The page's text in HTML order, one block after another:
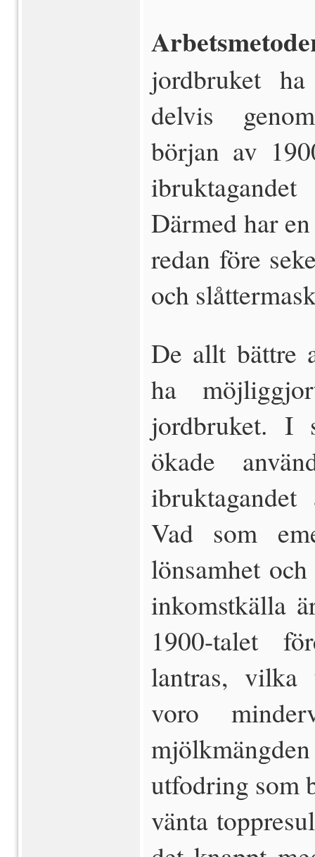
jordbruket
delvis
början av
Därmed har
redan före
och
De allt bättre
ha
jordbruket. I
ökade
Vad som
lönsamhet
inkomstkälla
1900-talet
lantras, vilka
voro
utfodring som
vänta